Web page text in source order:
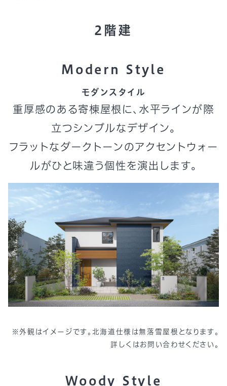
2階建
Modern Style
モダンスタイル
重厚感のある寄棟屋根に、水平ラインが際
立つシンプルなデザイン。
フラットなダークトーンのアクセントウォー
ルがひと味違う個性を演出します。
※外観はイメージです。北海道仕様は無落雪屋根となります。
詳しくはお問い合わせください。
Woody Style